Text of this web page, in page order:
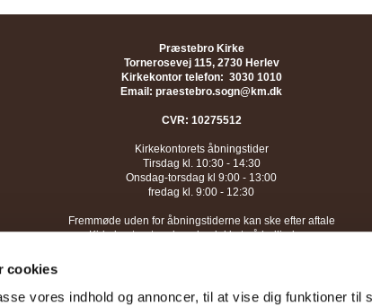
cookies
vores indhold og annoncer, til at vise dig funktioner til
Præstebro Kirke
Tornerosevej 115, 2730 Herlev
Kirkekontor telefon: 3030 1010
Email: praestebro.sogn@km.dk
CVR: 10275512
Kirkekontorets åbningstider
Tirsdag kl. 10:30 - 14:30
Onsdag-torsdag kl 9:00 - 13:00
fredag kl. 9:00 - 12:30
Fremmøde uden for åbningstiderne kan ske efter aftale
Kirkekontoret er desuden lukket på helligdage